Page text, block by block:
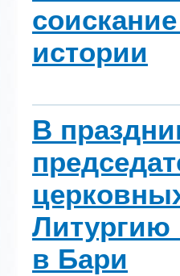
истории
В
Литургию
в Бари